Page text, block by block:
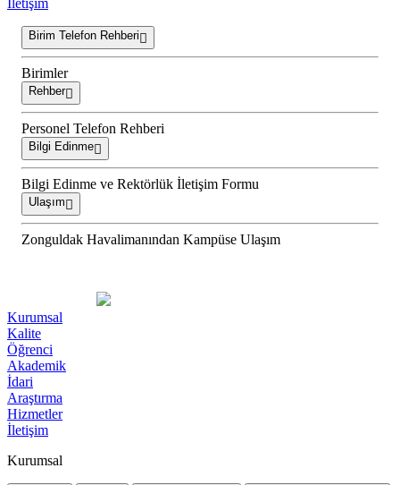
İletişim
Birim Telefon Rehberi
Birimler
Rehber
Personel Telefon Rehberi
Bilgi Edinme
Bilgi Edinme ve Rektörlük İletişim Formu
Ulaşım
Zonguldak Havalimanından Kampüse Ulaşım
Kurumsal
Kalite
Öğrenci
Akademik
İdari
Araştırma
Hizmetler
İletişim
Kurumsal